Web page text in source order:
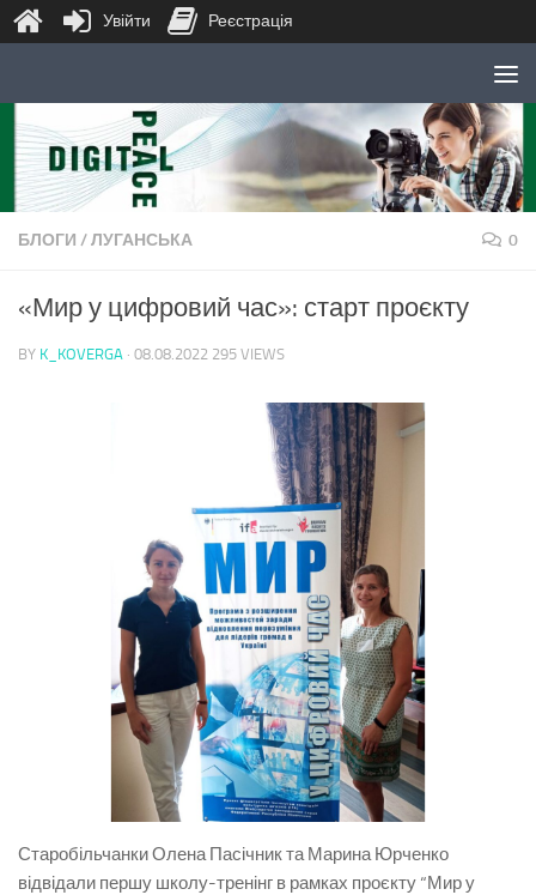
Skip to content
БЛОГИ /ЛУГАНСЬКА 0
«Мир у цифровий час»: старт проєкту
BY K_KOVERGA · 08.08.2022 295 VIEWS
Старобільчанки Олена Пасічник та Марина Юрченко
відвідали першу школу-тренінг в рамках проєкту “Мир у
Увійти Реєстрація